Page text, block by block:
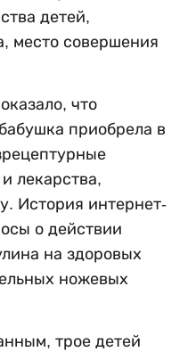
детей,
место совершения
что
приобрела в
лекарства,
История интернет-
о действии
на здоровых
ножевых
трое детей